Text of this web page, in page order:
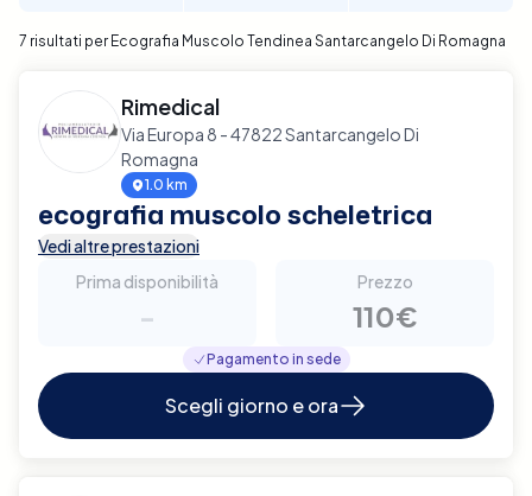
7 risultati per Ecografia Muscolo Tendinea Santarcangelo Di Romagna
Rimedical
Via Europa 8 - 47822 Santarcangelo Di
Romagna
1.0 km
ecografia muscolo scheletrica
Vedi altre prestazioni
Prima disponibilità
-
Prezzo
110€
Pagamento in sede
Scegli giorno e ora